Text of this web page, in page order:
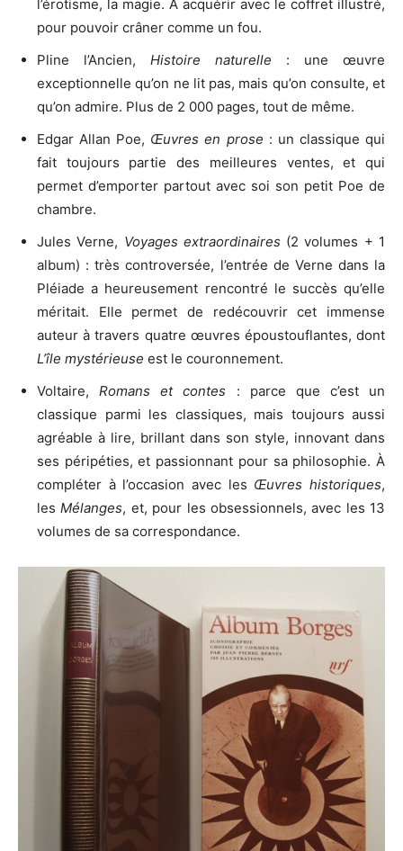
l’érotisme, la magie. À acquérir avec le coffret illustré,
pour pouvoir crâner comme un fou.
Pline l’Ancien, Histoire naturelle : une œuvre
exceptionnelle qu’on ne lit pas, mais qu’on consulte, et
qu’on admire. Plus de 2 000 pages, tout de même.
Edgar Allan Poe, Œuvres en prose : un classique qui
fait toujours partie des meilleures ventes, et qui
permet d’emporter partout avec soi son petit Poe de
chambre.
Jules Verne, Voyages extraordinaires (2 volumes + 1
album) : très controversée, l’entrée de Verne dans la
Pléiade a heureusement rencontré le succès qu’elle
méritait. Elle permet de redécouvrir cet immense
auteur à travers quatre œuvres époustouflantes, dont
L’île mystérieuse est le couronnement.
Voltaire,Romans et contes : parce que c’est un
classique parmi les classiques, mais toujours aussi
agréable à lire, brillant dans son style, innovant dans
ses péripéties, et passionnant pour sa philosophie. À
compléter à l’occasion avec les Œuvres historiques,
lesMélanges, et, pour les obsessionnels, avec les 13
volumes de sa correspondance.